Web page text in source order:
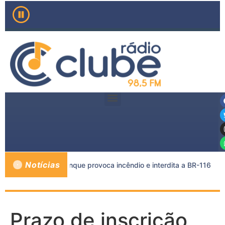
Notícias
e caminhão-tanque provoca incêndio e interdita a BR-116
Prazo de inscrição